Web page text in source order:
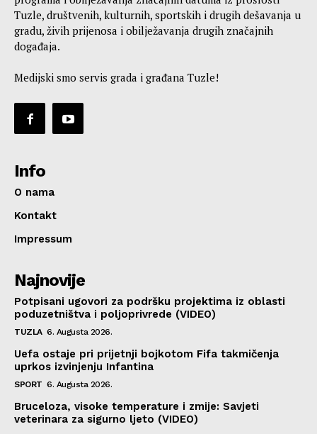
Tuzle, društvenih, kulturnih, sportskih i drugih dešavanja u
gradu, živih prijenosa i obilježavanja drugih značajnih
događaja.
Medijski smo servis grada i građana Tuzle!
Info
O nama
Kontakt
Impressum
Najnovije
Potpisani ugovori za podršku projektima iz oblasti
poduzetništva i poljoprivrede (VIDEO)
TUZLA 6. Augusta 2026.
Uefa ostaje pri prijetnji bojkotom Fifa takmičenja
uprkos izvinjenju Infantina
SPORT 6. Augusta 2026.
Bruceloza, visoke temperature i zmije: Savjeti
veterinara za sigurno ljeto (VIDEO)